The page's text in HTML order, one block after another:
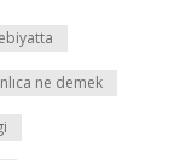
ne demek